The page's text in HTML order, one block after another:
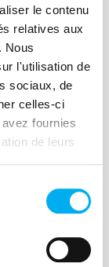
le contenu
relatives aux
Nous
l'utilisation de
sociaux, de
celles-ci
fournies
de leurs
suite